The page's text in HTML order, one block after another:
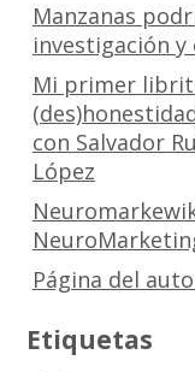
Manzanas
investigación y
Mi primer
con Salvador
López
Página del
Etiquetas